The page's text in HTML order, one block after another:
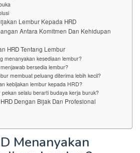
Lembur Kepada HRD
Antara Komitmen Dan Kehidupan
HRD Tentang Lembur
menanyakan kesediaan lembur?
bersedia lembur?
membuat peluang diterima lebih kecil?
kebijakan lembur kepada HRD?
selalu berarti budaya kerja buruk?
Dengan Bijak Dan Profesional
Menanyakan